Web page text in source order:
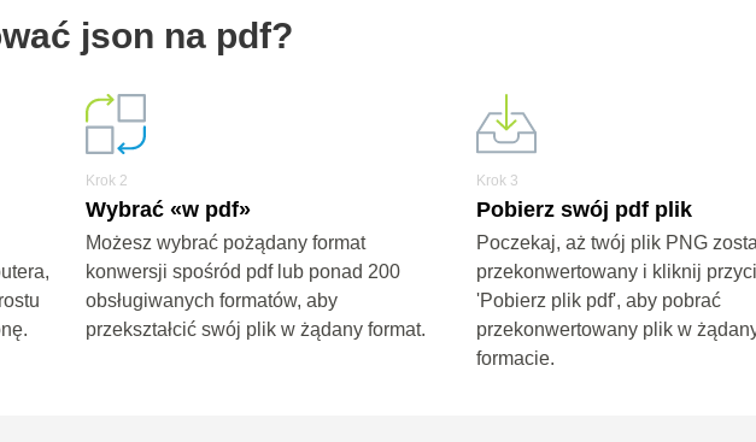
json na pdf?
Krok 2
Wybrać «w pdf»
Możesz wybrać pożądany format
konwersji spośród pdf lub ponad 200
obsługiwanych formatów, aby
przekształcić swój plik w żądany format.
Krok 3
Pobierz swój pdf plik
Poczekaj, aż twój plik PNG
przekonwertowany i kliknij
'Pobierz plik pdf', aby pobrać
przekonwertowany plik w
formacie.